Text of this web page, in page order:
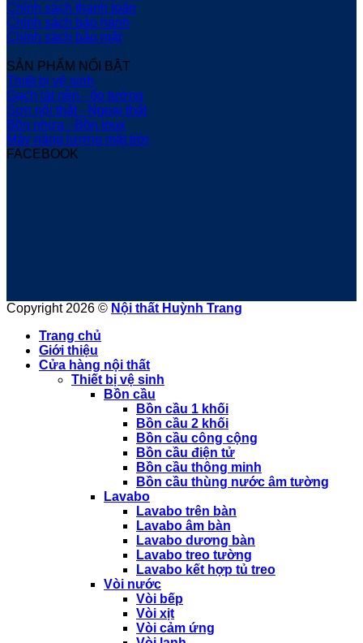
Chính sách thanh toán
Chính sách bảo hành
Chính sách bảo mật
SẢN PHẨM NỔI BẬT
Thiết bị vệ sinh
Gạch lát nền - ốp tường
Sơn nội thất - Ngoại thất
Bồn nhựa - Bồn Inox
Máy năng lượng mặt trời
FACEBOOK
Copyright 2026 © Nội thất Huỳnh Trang
Trang chủ
Giới thiệu
Cửa hàng nội thất
Thiết bị vệ sinh
Bồn cầu
Bồn cầu 1 khối
Bồn cầu 2 khối
Bồn cầu công cộng
Bồn cầu điện tử
Bồn cầu thông minh
Bồn cầu thùng nước âm tường
Lavabo
Lavabo trên bàn
Lavabo âm bàn
Lavabo dương bàn
Lavabo treo tường
Lavabo kết hợp tủ treo
Vòi nước
Vòi bếp
Vòi xịt
Vòi cảm ứng